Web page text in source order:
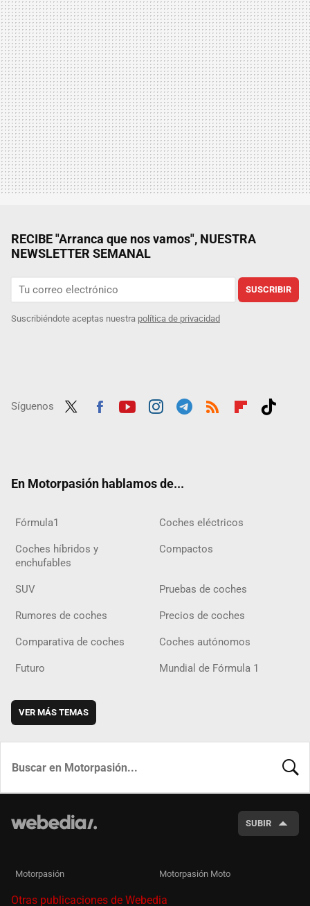
RECIBE "Arranca que nos vamos", NUESTRA
NEWSLETTER SEMANAL
SUSCRIBIR
Suscribiéndote aceptas nuestra política de privacidad
Síguenos
En Motorpasión hablamos de...
Fórmula1 Coches eléctricos
Coches híbridos y
enchufables
Compactos
SUV Pruebas de coches
Rumores de coches Precios de coches
Comparativa de coches Coches autónomos
Futuro Mundial de Fórmula 1
VER MÁS TEMAS
SUBIR
Motorpasión Motorpasión Moto
Otras publicaciones de Webedia